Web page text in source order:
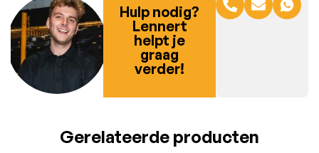
Hulp nodig?
Lennert
helpt je
graag
verder!
Gerelateerde producten